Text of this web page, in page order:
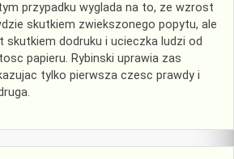
przypadku wyglada na to, ze wzrost
skutkiem zwiekszonego popytu, ale
dodruku i ucieczka ludzi od
papieru. Rybinski uprawia zas
tylko pierwsza czesc prawdy i